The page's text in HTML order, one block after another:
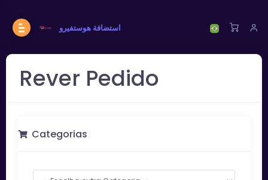
استضافة هوستفيرو
Rever Pedido
Categorias